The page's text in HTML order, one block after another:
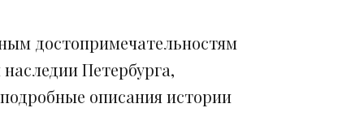
достопримечательностям
Петербурга,
описания истории